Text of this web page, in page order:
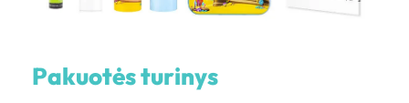
Pakuotės turinys